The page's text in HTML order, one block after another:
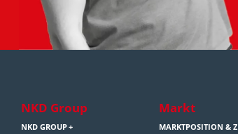
NKD Group
NKD GROUP
Markt
MARKTPOSITION &